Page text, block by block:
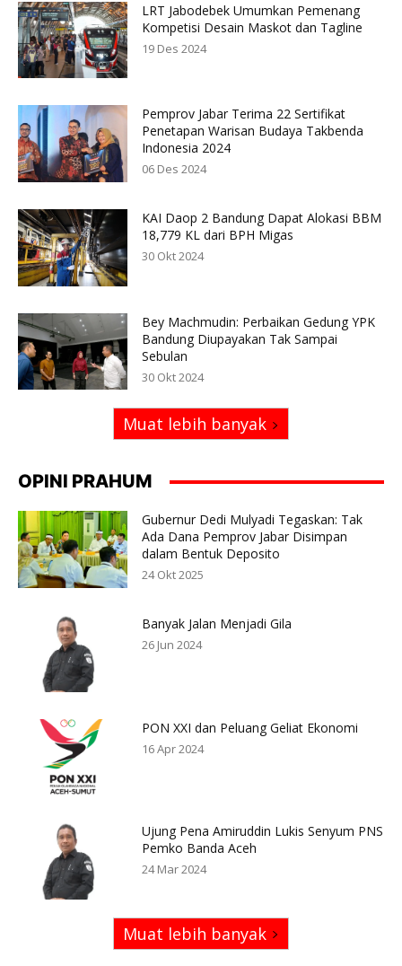
LRT Jabodebek Umumkan Pemenang
Kompetisi Desain Maskot dan Tagline
19 Des 2024
Pemprov Jabar Terima 22 Sertifikat
Penetapan Warisan Budaya Takbenda
Indonesia 2024
06 Des 2024
KAI Daop 2 Bandung Dapat Alokasi BBM
18,779 KL dari BPH Migas
30 Okt 2024
Bey Machmudin: Perbaikan Gedung YPK
Bandung Diupayakan Tak Sampai
Sebulan
30 Okt 2024
Muat lebih banyak
OPINI PRAHUM
Gubernur Dedi Mulyadi Tegaskan: Tak
Ada Dana Pemprov Jabar Disimpan
dalam Bentuk Deposito
24 Okt 2025
Banyak Jalan Menjadi Gila
26 Jun 2024
PON XXI dan Peluang Geliat Ekonomi
16 Apr 2024
Ujung Pena Amiruddin Lukis Senyum PNS
Pemko Banda Aceh
24 Mar 2024
Muat lebih banyak